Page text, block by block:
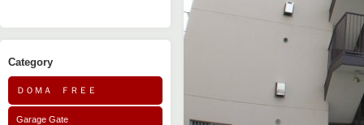
Category
ＤＯＭＡ ＦＲＥＥ
Garage Gate